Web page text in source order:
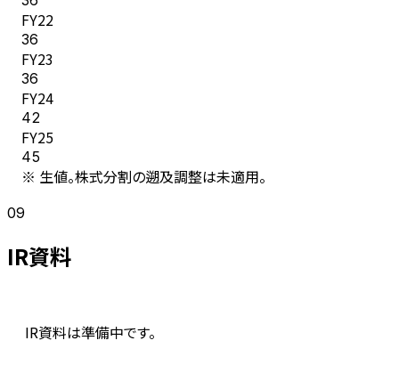
FY22
36
FY23
36
FY24
42
FY25
45
※ 生値。株式分割の遡及調整は未適用。
09
IR資料
IR資料は準備中です。